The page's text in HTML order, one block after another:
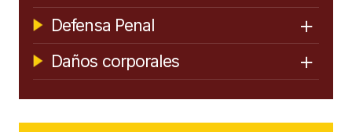
Defensa Penal
Daños corporales